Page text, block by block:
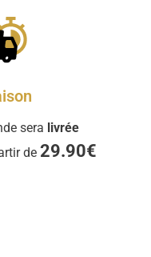
sera livrée
de 29.90€